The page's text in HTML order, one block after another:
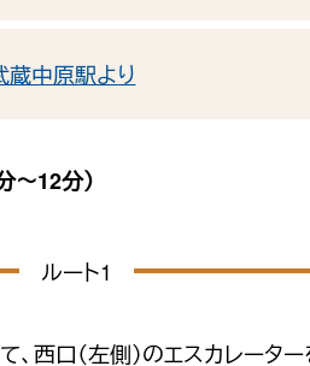
蔵中原駅より
〜12分）
ルート1
西口（左側）のエスカレータ